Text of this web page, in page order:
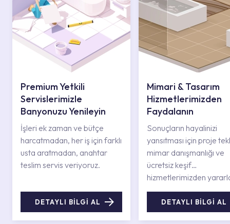
Premium Yetkili
Servislerimizle
Banyonuzu Yenileyin
İşleri ek zaman ve bütçe
harcatmadan, her iş için farklı
usta aratmadan, anahtar
teslim servis veriyoruz.
DETAYLI BİLGİ AL
Mimari & Tasarım
Hizmetlerimizden
Faydalanın
Sonuçların hayalinizi
yansıtması için proje
mimar danışmanlığı ve
ücretsiz keşif
hizmetlerimizden
DETAYLI BİLGİ AL